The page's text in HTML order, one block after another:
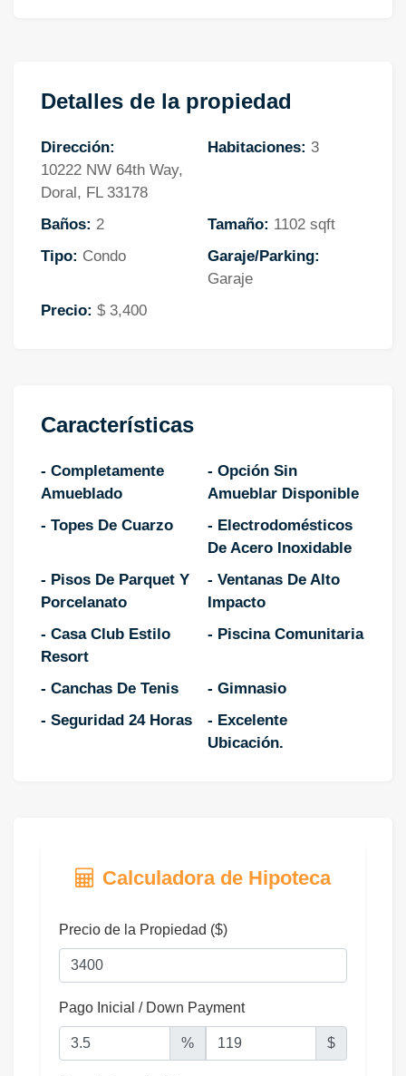
Detalles de la propiedad
Dirección:
10222 NW 64th Way,
Doral, FL 33178
Habitaciones: 3
Baños: 2 Tamaño: 1102 sqft
Tipo: Condo
Garaje/Parking:
Garaje
Precio: $ 3,400
Características
- Completamente
Amueblado
- Opción Sin
Amueblar Disponible
- Topes De Cuarzo
- Electrodomésticos
De Acero Inoxidable
- Pisos De Parquet Y
Porcelanato
- Ventanas De Alto
Impacto
- Casa Club Estilo
Resort
- Piscina Comunitaria
- Canchas De Tenis
- Gimnasio
- Seguridad 24 Horas
- Excelente
Ubicación.
Calculadora de Hipoteca
Precio de la Propiedad ($)
Pago Inicial / Down Payment
% $